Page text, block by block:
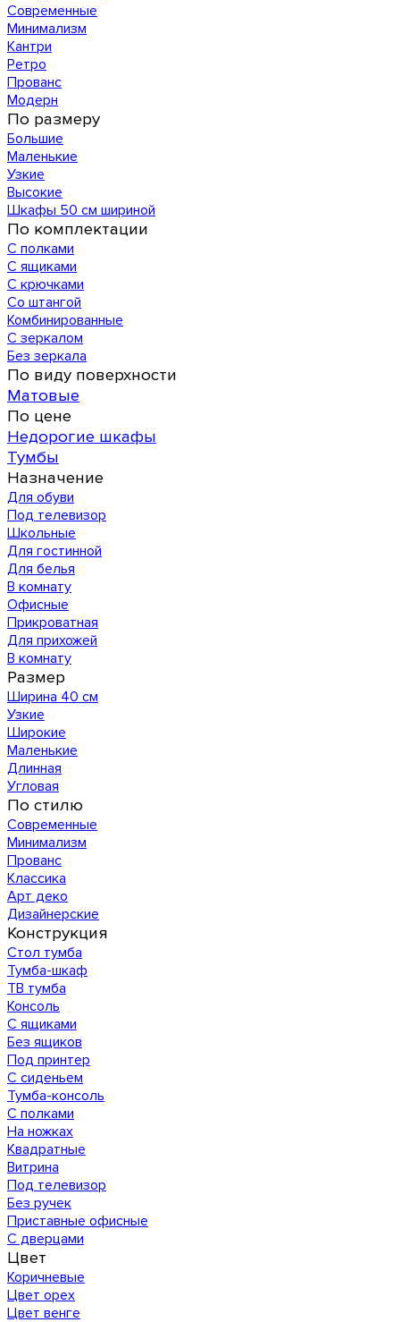
Современные
Минимализм
Кантри
Ретро
Прованс
Модерн
По размеру
Большие
Маленькие
Узкие
Высокие
Шкафы 50 см шириной
По комплектации
С полками
С ящиками
С крючками
Со штангой
Комбинированные
С зеркалом
Без зеркала
По виду поверхности
Матовые
По цене
Недорогие шкафы
Тумбы
Назначение
Для обуви
Под телевизор
Школьные
Для гостинной
Для белья
В комнату
Офисные
Прикроватная
Для прихожей
В комнату
Размер
Ширина 40 см
Узкие
Широкие
Маленькие
Длинная
Угловая
По стилю
Современные
Минимализм
Прованс
Классика
Арт деко
Дизайнерские
Конструкция
Стол тумба
Тумба-шкаф
ТВ тумба
Консоль
С ящиками
Без ящиков
Под принтер
С сиденьем
Тумба-консоль
С полками
На ножках
Квадратные
Витрина
Под телевизор
Без ручек
Приставные офисные
С дверцами
Цвет
Коричневые
Цвет орех
Цвет венге